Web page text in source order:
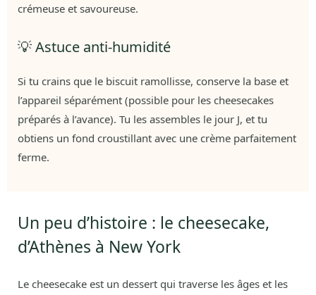
crémeuse et savoureuse.
💡 Astuce anti-humidité
Si tu crains que le biscuit ramollisse, conserve la base et
l’appareil séparément (possible pour les cheesecakes
préparés à l’avance). Tu les assembles le jour J, et tu
obtiens un fond croustillant avec une crème parfaitement
ferme.
Un peu d’histoire : le cheesecake,
d’Athènes à New York
Le cheesecake est un dessert qui traverse les âges et les